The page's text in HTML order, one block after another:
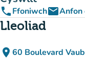
phoneFfoniwchemailAnfon
Lleoliad
place 60 Boulevard